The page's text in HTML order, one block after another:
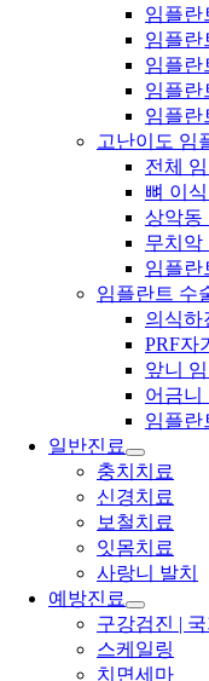
임플란
임플란
임플란
임플란
임플란
고난이도 임
전체
뼈 이
상악동
무치악
임플란
임플란트 수
의식하
PRF자
앞니
어금니
임플란
일반진료
충치치료
신경치료
보철치료
잇몸치료
사랑니 발치
예방진료
구강검진 |
스케일링
치면세마